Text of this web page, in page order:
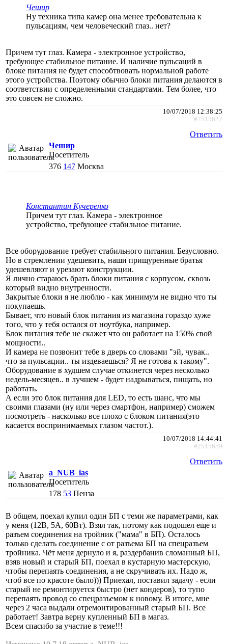
Чешир
Ну техника типа камер она менее требовательна к
пульсациям, чем человеческий глаз.. нет?
Причем тут глаз. Камера - электронное устройство,
требующее стабильное питание. И наличие пульсаций в
блоке питания не будет способтвовать нормальной работе
этого устройства. Поэтому обычно блоки питания делаются в
соответствии с определенными стандартами. Тем более, что
это совсем не сложно.
10/07/2018 12:38:25
#2515622
Ответить
Чешир
Посетитель
376 147 Москва
Константин Кучеренко
Причем тут глаз. Камера - электронное
устройство, требующее стабильное питание.
Все оборудование требует стабильного питания. Безусловно.
Но в стремлении удешевить, наши прищуренные братья
удешевляют и урезают конструкции.
Я лично стараюсь брать блоки питания с корпусом, сквозь
который видно внутренности.
Закрытые блоки я не люблю - как минимум не видно что ты
покупаешь.
Бывает, что новый блок питания из магазина гораздо хуже
того, что у тебя остался от ноутбука, например.
Блок питания тебе не скажет что он работает на 150% свой
мощности..
И камера не позвонит тебе в дверь со словами "эй, чувак..
что за пульсации.. ты издеваешься? Я не готова к такому".
Оборудование в худшем случае откинется через несколько
недель-месяцев.. в лучшем - будет надрываться, пищать, но
работать.
А если это блок питания для LED, то есть шанс, что мы
своими глазами (ну или через смартфон, например) сможем
посмотреть - насколько все плохо с блоком питания(это
касается воспринимаемых глазом частот.).
10/07/2018 14:44:41
#2515659
Ответить
a_NUB_ias
Посетитель
178 53 Пенза
В общем, поехал купил один БП с теми же параметрами, как
у меня (12В, 5А, 60Вт). Взял так, потому как подошел еще и
разъем соединения на тройник ("мама" в БП). Осталось
только сделать соединение с от разъема БП на спецразъем
тройника. Чёт меня дернуло и я, раздербанив сломанный БП,
взяв новый и старый БП, поехал в кустарную мастерскую,
чтобы перепаять соединения, а не скручивать их. Надо ж,
чтоб все по красоте было))) Приехал, поставил задачу - если
старый не ремонтируется быстро (нет кондеров), то тупо
перепаять провод со спецразъемом к новому. В итоге, мне
через 2 часа выдали отремонтированный старый БП. Все
работает! Завтра верну купленный БП в магаз.
Всем спасибо за участие в теме!!!